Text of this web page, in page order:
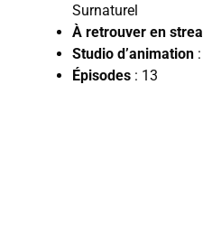
Surnaturel
À retrouver en
Studio d’animation
Épisodes : 13